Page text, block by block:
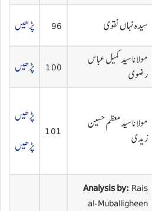
سیدہ نہاں نقوی 96 پڑھیں
مولانا سید کمیل عباس
رضوی
100 پڑھیں
مولانا سید معظم حسین
زیدی
101
پڑھیں
پڑھیں
Analysis by: Rais
al-Muballigheen